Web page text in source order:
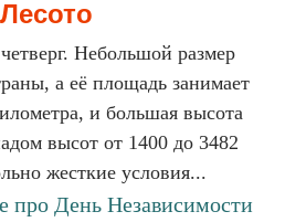
Небольшой размер
а её площадь занимает
и большая высота
высот от 1400 до 3482
жесткие условия...
про День Независимости